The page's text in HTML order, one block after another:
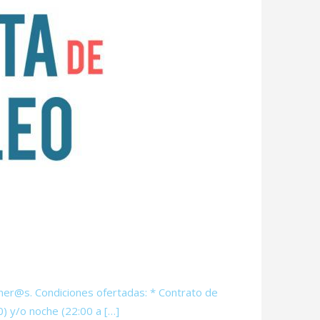
Condiciones ofertadas: * Contrato de
y/o noche (22:00 a […]